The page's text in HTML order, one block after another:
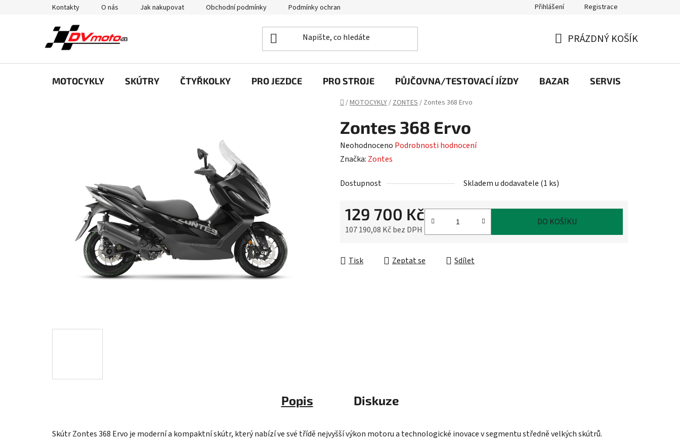
Kontakty O nás Jak nakupovat Obchodní podmínky Podmínky ochrany osobních údajů Přihlášení Registrace
KOŠÍK
PRÁZDNÝ KOŠÍK
MOTOCYKLY SKÚTRY ČTYŘKOLKY PRO JEZDCE PRO STROJE PŮJČOVNA/TESTOVACÍ JÍZDY BAZAR SERVIS
Domů
/MOTOCYKLY/ZONTES/ Zontes 368 Ervo
Zontes 368 Ervo
Průměrné
hodnocení
je
Neohodnoceno Podrobnosti hodnocení
Značka: Zontes
Dostupnost Skladem u dodavatele (1 ks)
129 700 Kč
107 190,08 Kč bez DPH
DO KOŠÍKU
Tisk Zeptat se Sdílet
Popis Diskuze
Skútr Zontes 368 Ervo je moderní a kompaktní skútr, který nabízí ve své třídě nejvyšší výkon motoru a technologické inovace v segmentu středně velkých skútrů.